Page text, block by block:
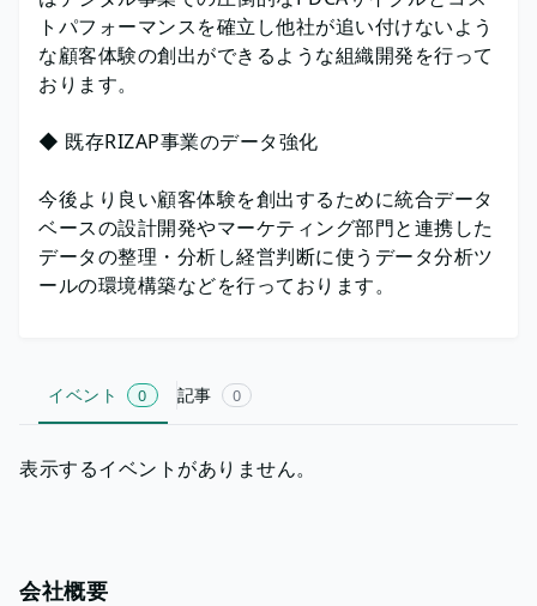
トパフォーマンスを確立し他社が追い付けないよう
な顧客体験の創出ができるような組織開発を行って
おります。
◆ 既存RIZAP事業のデータ強化
今後より良い顧客体験を創出するために統合データ
ベースの設計開発やマーケティング部門と連携した
データの整理・分析し経営判断に使うデータ分析ツ
ールの環境構築などを行っております。
イベント 0 記事 0
表示するイベントがありません。
会社概要